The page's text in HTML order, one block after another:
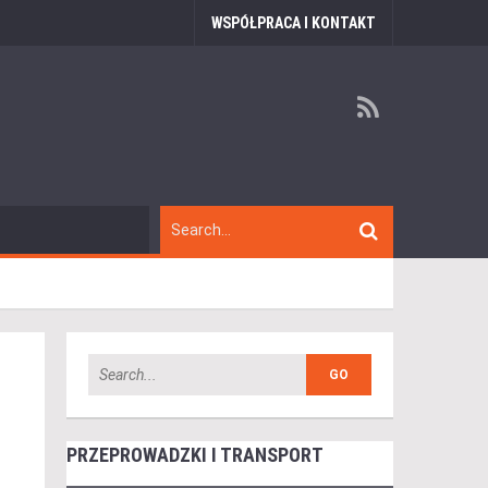
WSPÓŁPRACA I KONTAKT
PRZEPROWADZKI I TRANSPORT